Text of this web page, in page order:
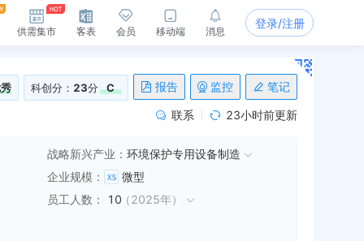
供需集市 客表 会员 移动端 消息
登录/注册
科创分： 23分 C 报告 监控 笔记
联系 23小时前更新
战略新兴产业： 环境保护专用设备制造
企业规模 ：
微型
员工人数 ： 10（2025年）